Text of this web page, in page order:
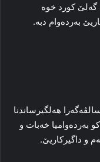
كورد خوه‌
بەردەوام دبە.
هەلگیرساندنا
به‌رده‌وامیا خه‌بات و
و داگیرکاریێ.